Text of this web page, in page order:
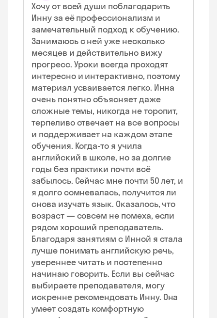
Хочу от всей души поблагодарить
Инну за её профессионализм и
замечательный подход к обучению.
Занимаюсь с ней уже несколько
месяцев и действительно вижу
прогресс. Уроки всегда проходят
интересно и интерактивно, поэтому
материал усваивается легко. Инна
очень понятно объясняет даже
сложные темы, никогда не торопит,
терпеливо отвечает на все вопросы
и поддерживает на каждом этапе
обучения. Когда-то я учила
английский в школе, но за долгие
годы без практики почти всё
забылось. Сейчас мне почти 50 лет, и
я долго сомневалась, получится ли
снова изучать язык. Оказалось, что
возраст — совсем не помеха, если
рядом хороший преподаватель.
Благодаря занятиям с Инной я стала
лучше понимать английскую речь,
увереннее читать и постепенно
начинаю говорить. Если вы сейчас
выбираете преподавателя, могу
искренне рекомендовать Инну. Она
умеет создать комфортную